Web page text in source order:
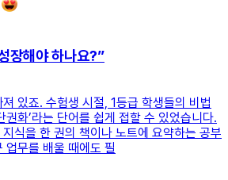
장해야 하나요?”
있죠. 수험생 시절, 1등급 학생들의 비법
권화’라는 단어를 쉽게 접할 수 있었습니다.
식을 한 권의 책이나 노트에 요약하는 공부
업무를 배울 때에도 필